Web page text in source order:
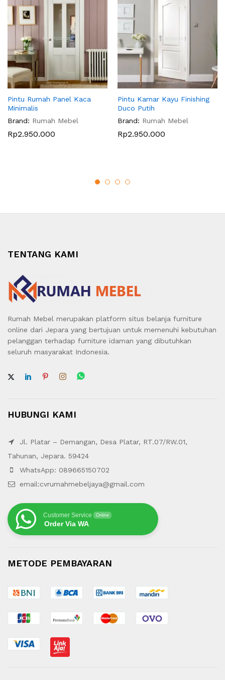
Pintu Rumah Panel Kaca
Minimalis
Brand: Rumah Mebel
Rp2.950.000
Pintu Kamar Kayu Finishing
Duco Putih
Brand: Rumah Mebel
Rp2.950.000
TENTANG KAMI
Rumah Mebel merupakan platform situs belanja furniture
online dari Jepara yang bertujuan untuk memenuhi kebutuhan
pelanggan terhadap furniture idaman yang dibutuhkan
seluruh masyarakat Indonesia.
HUBUNGI KAMI
Jl. Platar – Demangan, Desa Platar, RT.07/RW.01,
Tahunan, Jepara. 59424
WhatsApp: 089665150702
email:cvrumahmebeljaya@gmail.com
Customer Service Online
Order Via WA
METODE PEMBAYARAN